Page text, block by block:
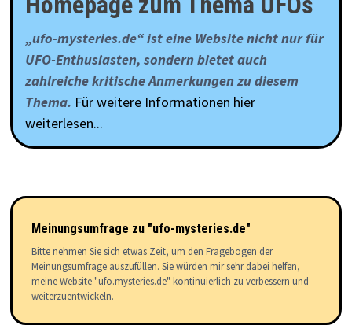
„ufo-mysteries.de“ ist eine Website nicht nur für
UFO-Enthusiasten, sondern bietet auch
zahlreiche kritische Anmerkungen zu diesem
Thema. Für weitere Informationen hier
weiterlesen...
Meinungsumfrage zu "ufo-mysteries.de"
Bitte nehmen Sie sich etwas Zeit, um den Fragebogen der
Meinungsumfrage auszufüllen. Sie würden mir sehr dabei helfen,
meine Website "ufo.mysteries.de" kontinuierlich zu verbessern und
weiterzuentwickeln.